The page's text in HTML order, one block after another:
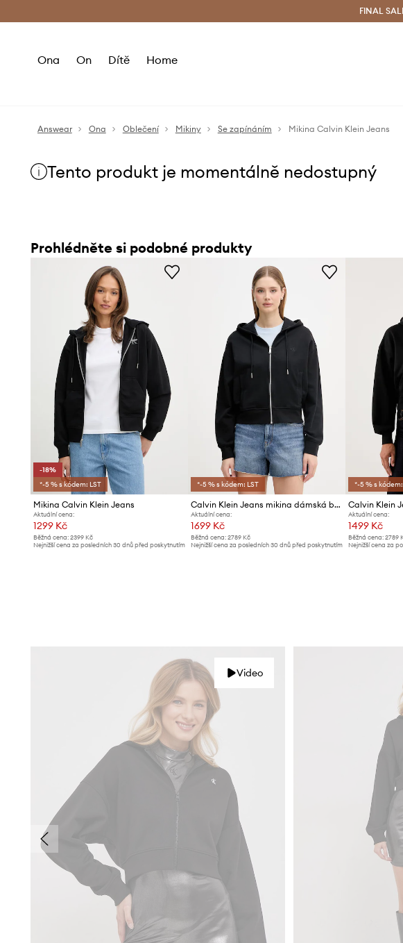
Doručení a vrácení zdarma (od 1800
FINAL
Ona On Dítě Home
Answear Ona Oblečení Mikiny Se zapínáním Mikina Calvin Klein Jeans
Tento produkt je momentálně nedostupný
Prohlédněte si podobné produkty
-18%
*-5 % s kódem: LST
Mikina Calvin Klein Jeans
Aktuální cena:
1299 Kč
Běžná cena: 2399 Kč
Nejnižší cena za posledních 30 dnů před poskytnutím
*-5 % s kódem: LST
Calvin Klein Jeans mikina dámská bavlněná
Aktuální cena:
1699 Kč
Běžná cena:2789 Kč
Nejnižší cena za posledních 30 dnů před poskytnutím
*-5 % s
Aktuální cena:
1499 Kč
Běžná cena: 2789
Nejnižší cena za
Video